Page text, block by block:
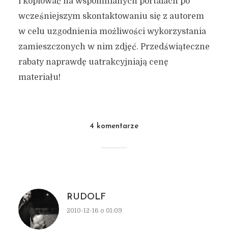
wcześniejszym skontaktowaniu się z autorem
w celu uzgodnienia możliwości wykorzystania
zamieszczonych w nim zdjęć. Przedświąteczne
rabaty naprawdę uatrakcyjniają cenę
materiału!
4 komentarze
RUDOLF
2010-12-16 o 01:09